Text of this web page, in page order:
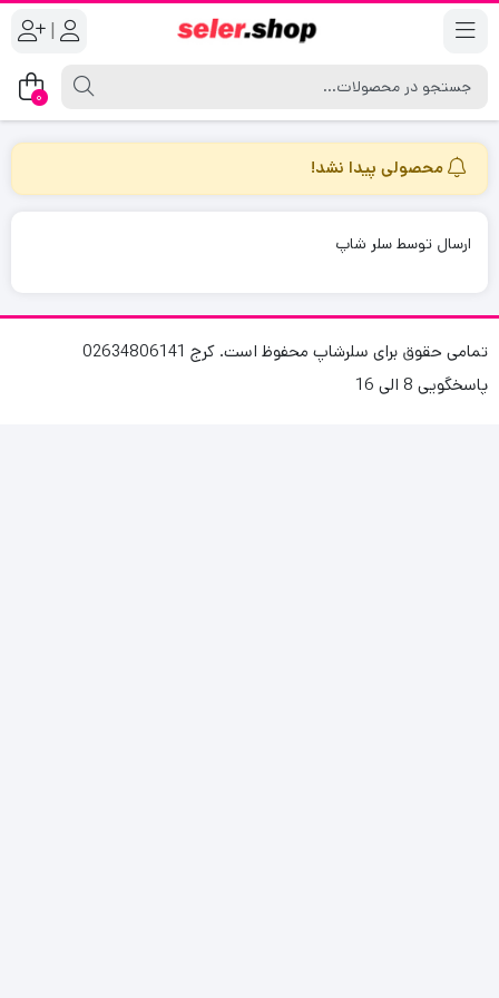
|
0
محصولی پیدا نشد!
ارسال توسط سلر شاپ
تمامی حقوق برای سلرشاپ محفوظ است. کرج 02634806141
پاسخگویی 8 الی 16